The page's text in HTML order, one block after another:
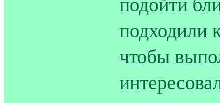
подходили
чтобы